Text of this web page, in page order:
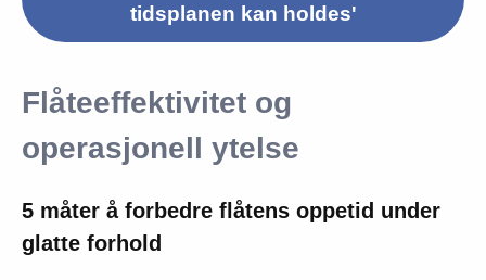
tidsplanen kan holdes'
Flåteeffektivitet og
operasjonell ytelse
5 måter å forbedre flåtens oppetid under
glatte forhold